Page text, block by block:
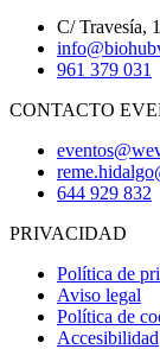
C/ Travesía,
961 379 031
CONTACTO
644 929 832
PRIVACIDAD
Política de
Aviso legal
Política de
Accesibilidad